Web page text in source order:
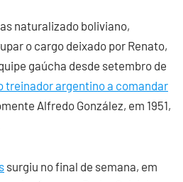
naturalizado boliviano,
o cargo deixado por Renato,
gaúcha desde setembro de
treinador argentino a comandar
Alfredo González, em 1951,
surgiu no final de semana, em